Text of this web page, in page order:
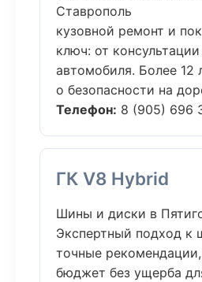
Ставрополь
кузовной ремонт и
ключ: от
автомобиля. Более 12
о безопасности на
Телефон: 8 (905) 696
ГК V8 Hybrid
Шины и диски в
Экспертный подход к
точные
бюджет без ущерба